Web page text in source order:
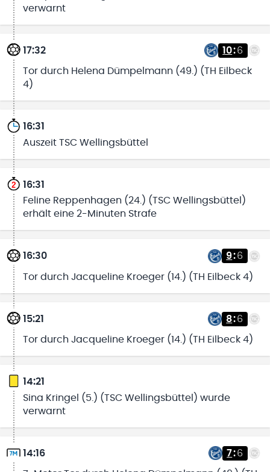
verwarnt
17:32 10:6
Tor durch Helena Dümpelmann (49.) (TH Eilbeck
4)
16:31
Auszeit TSC Wellingsbüttel
16:31
Feline Reppenhagen (24.) (TSC Wellingsbüttel)
erhält eine 2-Minuten Strafe
16:30 9:6
Tor durch Jacqueline Kroeger (14.) (TH Eilbeck 4)
15:21 8:6
Tor durch Jacqueline Kroeger (14.) (TH Eilbeck 4)
14:21
Sina Kringel (5.) (TSC Wellingsbüttel) wurde
verwarnt
14:16 7:6